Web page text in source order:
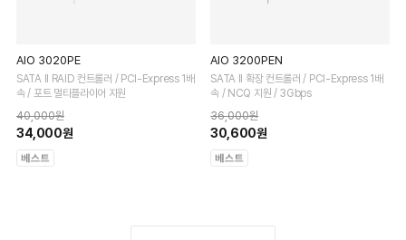
AIO 3020PE
SATA II RAID 컨트롤러 / PCI-Express 1배
속 / 포트 멀티플라이어 지원
40,000원
34,000원
AIO 3200PEN
SATA II 확장 컨트롤러 / PCI-Express 1배
속 / NCQ 지원 / 3Gbps
36,000원
30,600원